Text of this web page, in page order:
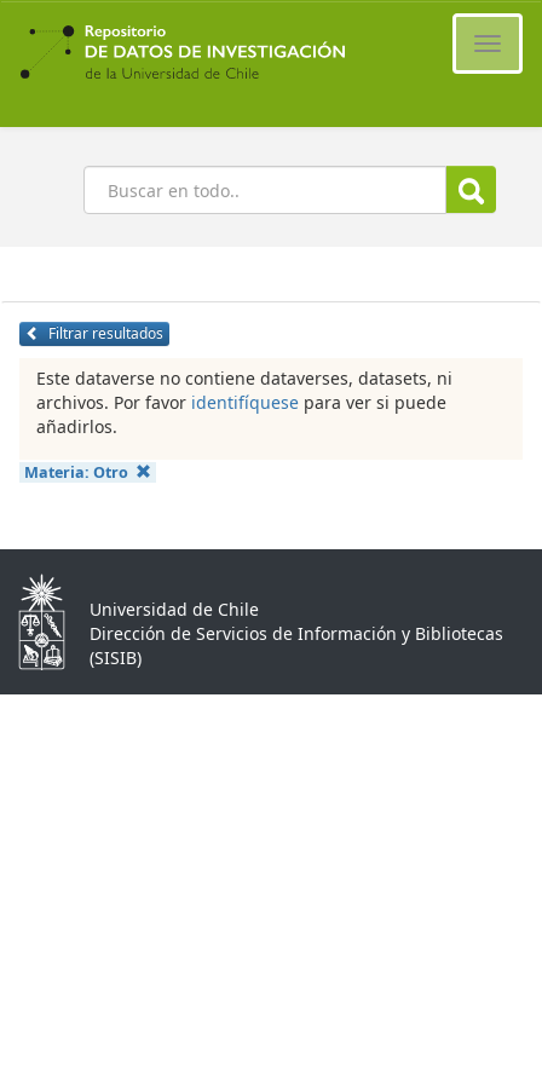
Ir
contenido
principal
Buscar
Filtrar resultados
Este dataverse no contiene dataverses, datasets, ni
archivos. Por favor identifíquese para ver si puede
añadirlos.
Materia: Otro
Universidad de Chile
Dirección de Servicios de Información y Bibliotecas
(SISIB)